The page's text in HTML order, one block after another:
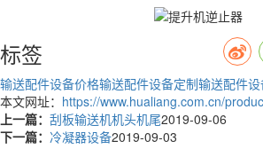
标签
输送配件设备价格输送配件设备定制输送配件
本文网址： https://www.hualiang.com.cn/
上一篇： 刮板输送机机头机尾2019-09-06
下一篇： 冷凝器设备2019-09-03